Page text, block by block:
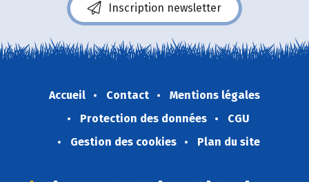
Inscription newsletter
Accueil Contact
Mentions légales
Protection des données
CGU
Gestion des cookies
Plan du site